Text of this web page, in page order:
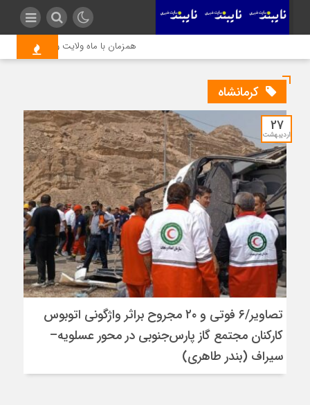
همزمان با ماه ولایت و بندگی،
کرمانشاه
27
اردیبهشت
تصاویر/۶ فوتی و ۲۰ مجروح براثر واژگونی اتوبوس
کارکنان مجتمع گاز پارس‌جنوبی در محور عسلویه–
سیراف (بندر طاهری)